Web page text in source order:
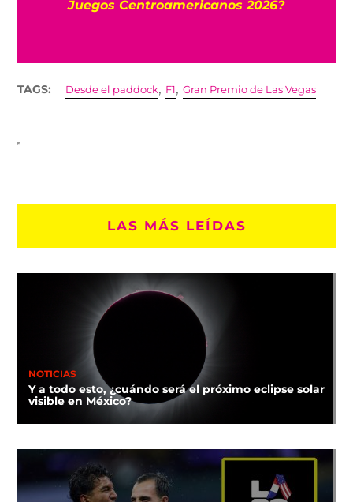
Juegos Centroamericanos 2026?
TAGS: Desde el paddock, F1,Gran Premio de Las Vegas
LAS MÁS LEÍDAS
NOTICIAS
Y a todo esto, ¿cuándo será el próximo eclipse solar
visible en México?